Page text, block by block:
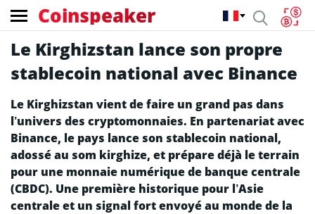
Coinspeaker
Le Kirghizstan lance son propre
stablecoin national avec Binance
Le Kirghizstan vient de faire un grand pas dans
l’univers des cryptomonnaies. En partenariat avec
Binance, le pays lance son stablecoin national,
adossé au som kirghize, et prépare déjà le terrain
pour une monnaie numérique de banque centrale
(CBDC). Une première historique pour l’Asie
centrale et un signal fort envoyé au monde de la